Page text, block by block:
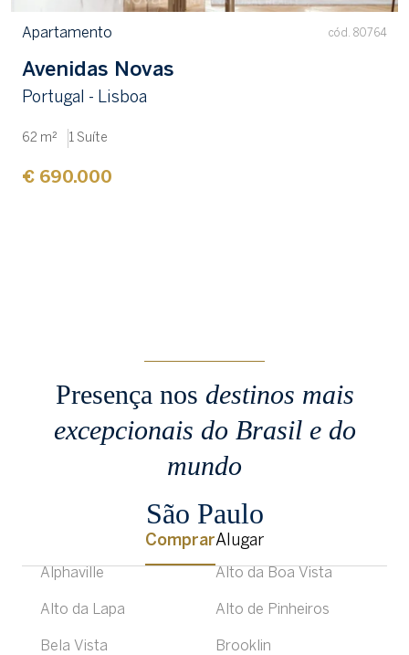
Apartamento cód. 80764
Avenidas Novas
Portugal - Lisboa
62 m² 1 Suíte
€ 690.000
Presença nos destinos mais
excepcionais do Brasil e do
mundo
São Paulo
ComprarAlugar
Alphaville Alto da Boa Vista
Alto da Lapa Alto de Pinheiros
Bela Vista Brooklin